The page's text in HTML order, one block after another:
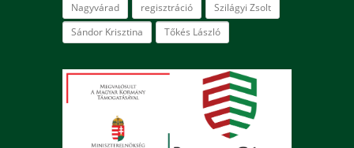
Nagyvárad
regisztráció
Szilágyi Zsolt
Sándor Krisztina
Tőkés László